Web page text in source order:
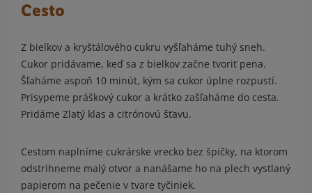
Cesto
Z bielkov a kryštálového cukru vyšľaháme tuhý sneh.
Cukor pridávame, keď sa z bielkov začne tvoriť pena.
Šľaháme aspoň 10 minút, kým sa cukor úplne rozpustí.
Prisypeme práškový cukor a krátko zašľaháme do cesta.
Pridáme Zlatý klas a citrónovú šťavu.
Cestom naplníme cukrárske vrecko bez špičky, na ktorom
odstrihneme malý otvor a nanášame ho na plech vystlaný
papierom na pečenie v tvare tyčiniek.